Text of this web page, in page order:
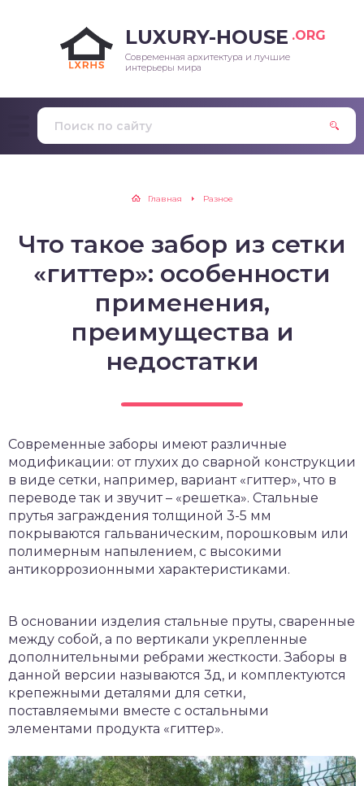
LUXURY-HOUSE .ORG
Современная архитектура и лучшие
интерьеры мира
Главная Разное
Что такое забор из сетки
«гиттер»: особенности
применения,
преимущества и
недостатки
Современные заборы имеют различные
модификации: от глухих до сварной конструкции
в виде сетки, например, вариант «гиттер», что в
переводе так и звучит – «решетка». Стальные
прутья заграждения толщиной 3-5 мм
покрываются гальваническим, порошковым или
полимерным напылением, с высокими
антикоррозионными характеристиками.
В основании изделия стальные пруты, сваренные
между собой, а по вертикали укрепленные
дополнительными ребрами жесткости. Заборы в
данной версии называются 3д, и комплектуются
крепежными деталями для сетки,
поставляемыми вместе с остальными
элементами продукта «гиттер».